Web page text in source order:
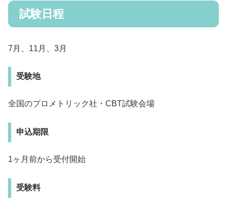
試験日程
7月、11月、3月
受験地
全国のプロメトリック社・CBT試験会場
申込期限
1ヶ月前から受付開始
受験料